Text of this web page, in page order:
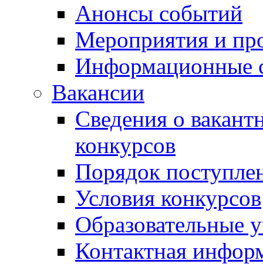
Анонсы событий
Мероприятия и
Информационные
Вакансии
Сведения о
конкурсов
Порядок
Условия конкурсов
Образовательные
Контактная